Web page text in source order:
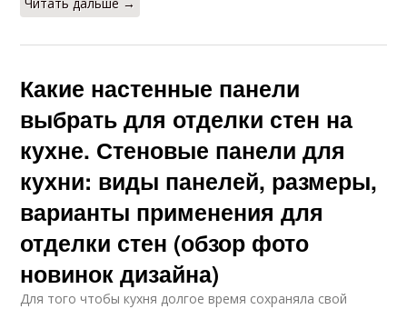
Какие настенные панели
выбрать для отделки стен на
кухне. Стеновые панели для
кухни: виды панелей, размеры,
варианты применения для
отделки стен (обзор фото
новинок дизайна)
Для того чтобы кухня долгое время сохраняла свой